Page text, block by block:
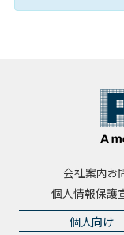
会社案内お
個人情報保護
個人向け